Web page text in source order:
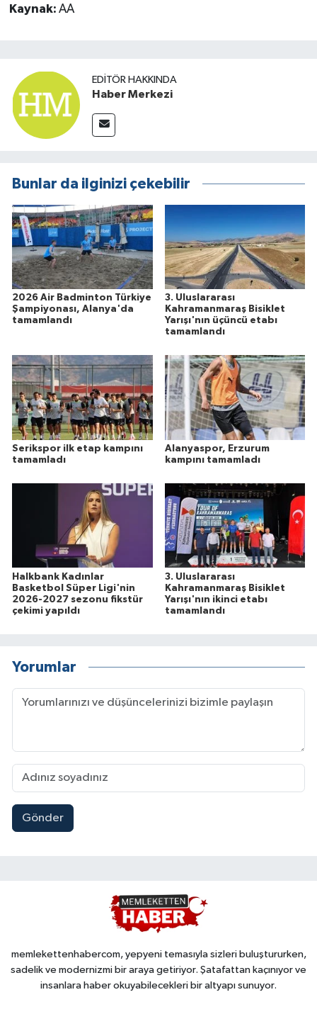
Kaynak: AA
EDITÖR HAKKINDA
Haber Merkezi
Bunlar da ilginizi çekebilir
2026 Air Badminton Türkiye
Şampiyonası, Alanya'da
tamamlandı
3. Uluslararası
Kahramanmaraş Bisiklet
Yarışı'nın üçüncü etabı
tamamlandı
Serikspor ilk etap kampını
tamamladı
Alanyaspor, Erzurum
kampını tamamladı
Halkbank Kadınlar
Basketbol Süper Ligi'nin
2026-2027 sezonu fikstür
çekimi yapıldı
3. Uluslararası
Kahramanmaraş Bisiklet
Yarışı'nın ikinci etabı
tamamlandı
Yorumlar
Gönder
memlekettenhabercom, yepyeni temasıyla sizleri buluştururken,
sadelik ve modernizmi bir araya getiriyor. Şatafattan kaçınıyor ve
insanlara haber okuyabilecekleri bir altyapı sunuyor.